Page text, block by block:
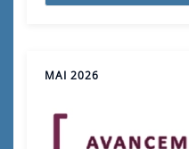
MAI 2026